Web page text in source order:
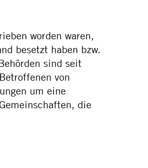
worden waren,
besetzt haben bzw.
sind seit
von
um eine
die